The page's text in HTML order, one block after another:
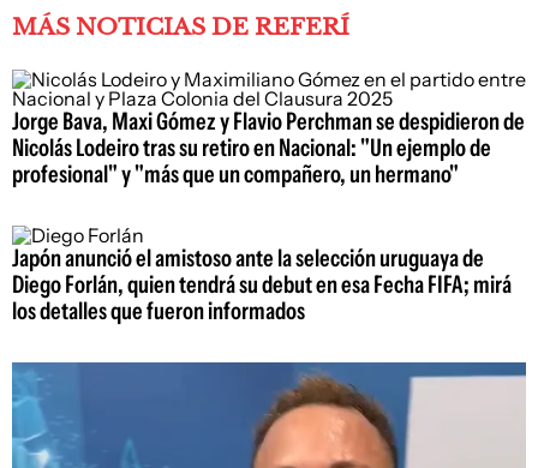
MÁS NOTICIAS DE REFERÍ
Jorge Bava, Maxi Gómez y Flavio Perchman se despidieron de
Nicolás Lodeiro tras su retiro en Nacional: "Un ejemplo de
profesional" y "más que un compañero, un hermano"
Japón anunció el amistoso ante la selección uruguaya de
Diego Forlán, quien tendrá su debut en esa Fecha FIFA; mirá
los detalles que fueron informados